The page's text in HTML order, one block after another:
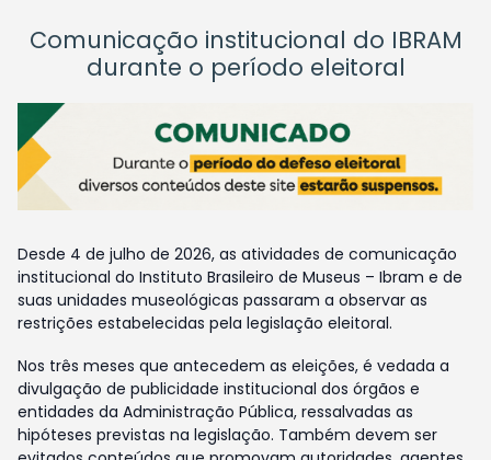
Comunicação institucional do IBRAM
durante o período eleitoral
Desde 4 de julho de 2026, as atividades de comunicação
institucional do Instituto Brasileiro de Museus – Ibram e de
suas unidades museológicas passaram a observar as
restrições estabelecidas pela legislação eleitoral.
Nos três meses que antecedem as eleições, é vedada a
divulgação de publicidade institucional dos órgãos e
entidades da Administração Pública, ressalvadas as
hipóteses previstas na legislação. Também devem ser